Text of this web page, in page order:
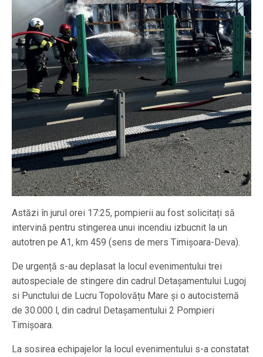
Astăzi în jurul orei 17:25, pompierii au fost solicitați să
intervină pentru stingerea unui incendiu izbucnit la un
autotren pe A1, km 459 (sens de mers Timișoara-Deva).
De urgență s-au deplasat la locul evenimentului trei
autospeciale de stingere din cadrul Detașamentului Lugoj
si Punctului de Lucru Topolovățu Mare și o autocisternă
de 30.000 l, din cadrul Detașamentului 2 Pompieri
Timișoara.
La sosirea echipajelor la locul evenimentului s-a constatat